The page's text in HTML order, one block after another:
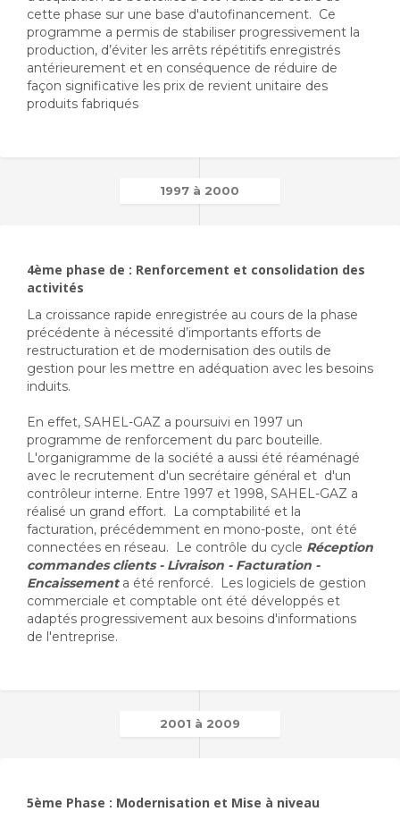
cette phase sur une base d'autofinancement. Ce
programme a permis de stabiliser progressivement la
production, d’éviter les arrêts répétitifs enregistrés
antérieurement et en conséquence de réduire de
façon significative les prix de revient unitaire des
produits fabriqués
1997 à 2000
4ème phase de : Renforcement et consolidation des
activités
La croissance rapide enregistrée au cours de la phase
précédente à nécessité d’importants efforts de
restructuration et de modernisation des outils de
gestion pour les mettre en adéquation avec les besoins
induits.
En effet, SAHEL-GAZ a poursuivi en 1997 un
programme de renforcement du parc bouteille.
L'organigramme de la société a aussi été réaménagé
avec le recrutement d'un secrétaire général et d'un
contrôleur interne. Entre 1997 et 1998, SAHEL-GAZ a
réalisé un grand effort. La comptabilité et la
facturation, précédemment en mono-poste, ont été
connectées en réseau. Le contrôle du cycle Réception
commandes clients - Livraison - Facturation -
Encaissement a été renforcé. Les logiciels de gestion
commerciale et comptable ont été développés et
adaptés progressivement aux besoins d'informations
de l'entreprise.
2001 à 2009
5ème Phase : Modernisation et Mise à niveau